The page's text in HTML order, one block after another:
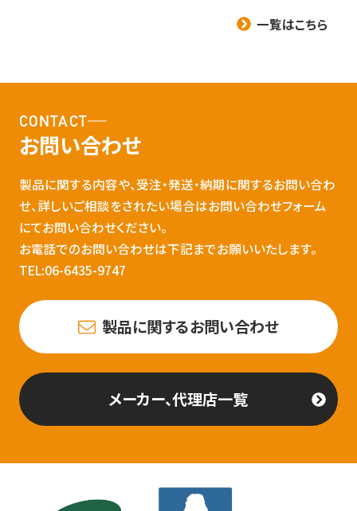
一覧はこちら
CONTACT
お問い合わせ
製品に関する内容や、受注・発送・納期に関するお問い合わ
せ、詳しいご相談をされたい場合はお問い合わせフォーム
にてお問い合わせください。
お電話でのお問い合わせは下記までお願いいたします。
TEL:06-6435-9747
製品に関するお問い合わせ
メーカー、代理店一覧